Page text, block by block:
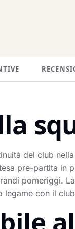
del club
pre-partita in
pomeriggi.
legame con il